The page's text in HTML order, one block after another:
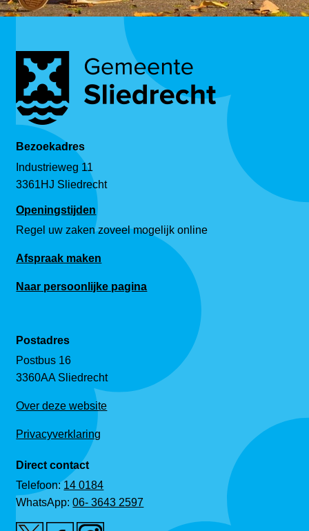
Bezoekadres
Industrieweg 11
3361HJ Sliedrecht
Openingstijden
Regel uw zaken zoveel mogelijk online
Afspraak maken
Naar persoonlijke pagina
Postadres
Postbus 16
3360AA Sliedrecht
Over deze website
Privacyverklaring
Direct contact
Telefoon:14 0184
WhatsApp:06- 3643 2597